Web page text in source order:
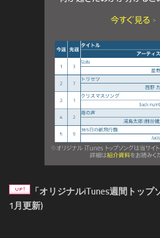
「オリジナルiTunes週間トッ
1月更新)